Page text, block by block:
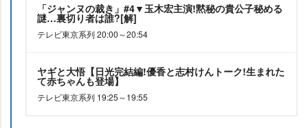
「ジャンヌの裁き」#4▼玉木宏主演!黙秘の貴公子秘める
謎…裏切り者は誰?[解]
テレビ東京系列 20:00～20:54
ヤギと大悟【日光完結編!優香と志村けんトーク!生まれた
て赤ちゃんも登場】
テレビ東京系列 19:25～19:55